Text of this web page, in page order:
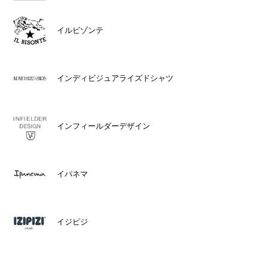
イルビゾンテ
インディビジュアライズドシャツ
インフィールダーデザイン
イパネマ
イジピジ